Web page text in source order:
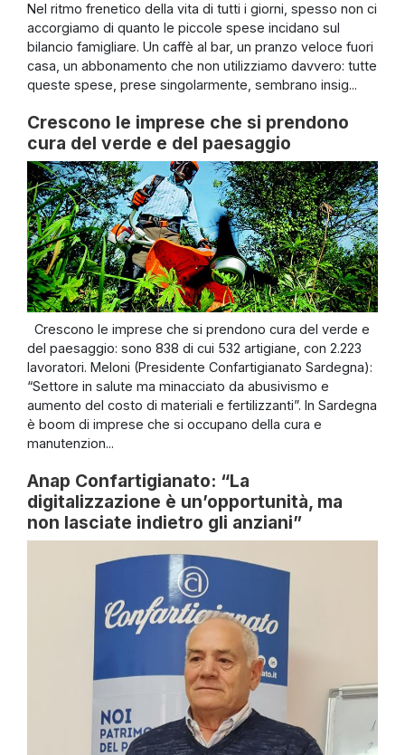
Nel ritmo frenetico della vita di tutti i giorni, spesso non ci
accorgiamo di quanto le piccole spese incidano sul
bilancio famigliare. Un caffè al bar, un pranzo veloce fuori
casa, un abbonamento che non utilizziamo davvero: tutte
queste spese, prese singolarmente, sembrano insig...
Crescono le imprese che si prendono
cura del verde e del paesaggio
Crescono le imprese che si prendono cura del verde e
del paesaggio: sono 838 di cui 532 artigiane, con 2.223
lavoratori. Meloni (Presidente Confartigianato Sardegna):
“Settore in salute ma minacciato da abusivismo e
aumento del costo di materiali e fertilizzanti”. In Sardegna
è boom di imprese che si occupano della cura e
manutenzion...
Anap Confartigianato: “La
digitalizzazione è un’opportunità, ma
non lasciate indietro gli anziani”